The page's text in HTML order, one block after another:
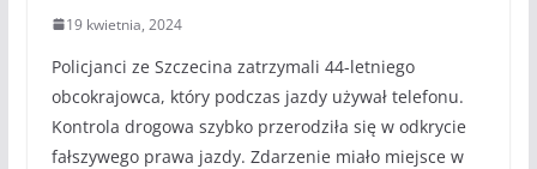
19 kwietnia, 2024
Policjanci ze Szczecina zatrzymali 44-letniego
obcokrajowca, który podczas jazdy używał telefonu.
Kontrola drogowa szybko przerodziła się w odkrycie
fałszywego prawa jazdy. Zdarzenie miało miejsce w